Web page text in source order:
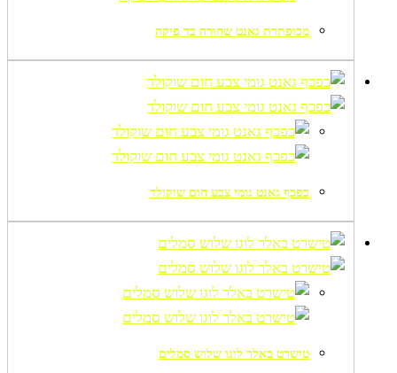
מכופתרת גאנט שחורה בד פיקה
כפכף גאנט גומי צבע חום שוקולד
טישרט באלר לוגו שלוש סמלים